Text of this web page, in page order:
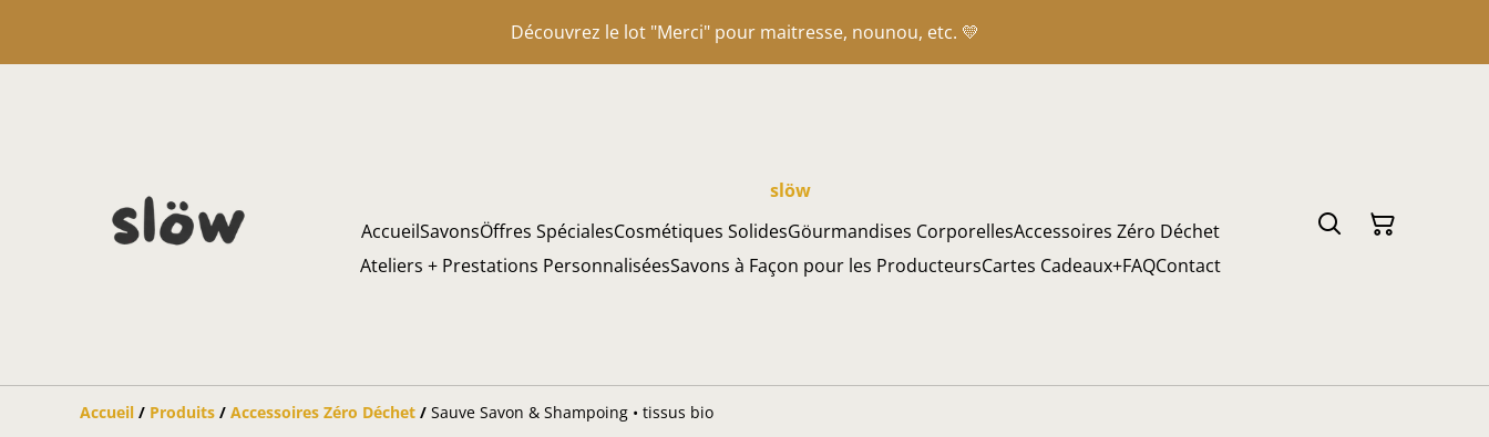
Découvrez le lot "Merci" pour maitresse, nounou, etc. 💛
slöw
AccueilSavonsÖffres SpécialesCosmétiques SolidesGöurmandises CorporellesAccessoires Zéro Déchet
Ateliers + Prestations PersonnaliséesSavons à Façon pour les ProducteursCartes Cadeaux+FAQContact
Accueil / Produits / Accessoires Zéro Déchet / Sauve Savon & Shampoing • tissus bio